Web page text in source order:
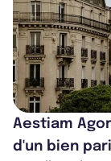
Aestiam
d'un bien